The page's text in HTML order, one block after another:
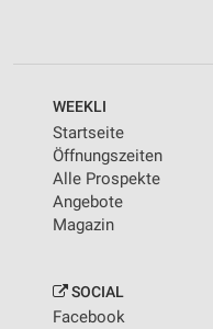
WEEKLI
Startseite
Öffnungszeiten
Alle Prospekte
Angebote
Magazin
SOCIAL
Facebook